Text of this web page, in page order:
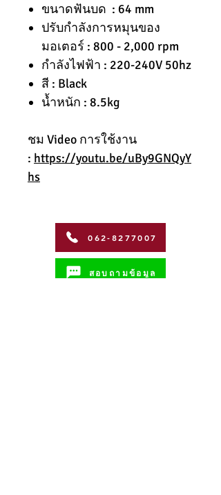
ขนาดฟันบด : 64 mm
ปรับกำลังการหมุนของ
มอเตอร์ : 800 - 2,000 rpm
กำลังไฟฟ้า : 220-240V 50hz
สี : Black
น้ำหนัก : 8.5kg
ชม Video การใช้งาน
: https://youtu.be/uBy9GNQyY
hs
062-8277007
สอบถามข้อมูล